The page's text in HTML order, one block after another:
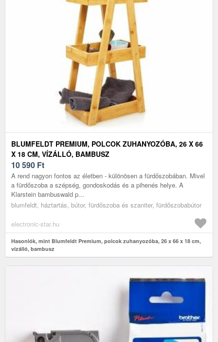
BLUMFELDT PREMIUM, POLCOK ZUHANYOZÓBA, 26 X 66
X 18 CM, VÍZÁLLÓ, BAMBUSZ
10 590 Ft
A rend nagyon fontos az életben - különösen a fürdőszobában. Mivel
a fürdőszoba a szépség, gondoskodás és a pihenés helye. A
Klarstein bambuswald p...
blumfeldt, háztartás, bútor, fürdőszoba és szaniter, fürdőszobabútor
electronic-star.hu
Hasonlók, mint Blumfeldt Premium, polcok zuhanyozóba, 26 x 66 x 18 cm,
vízálló, bambusz